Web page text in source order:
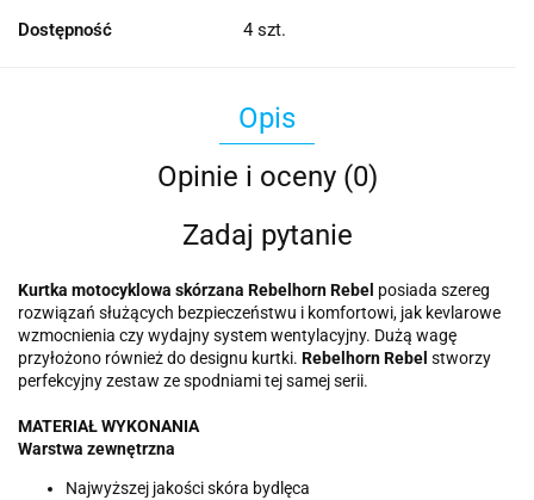
Dostępność 4 szt.
Opis
Opinie i oceny (0)
Zadaj pytanie
Kurtka motocyklowa skórzana Rebelhorn Rebel posiada szereg
rozwiązań służących bezpieczeństwu i komfortowi, jak kevlarowe
wzmocnienia czy wydajny system wentylacyjny. Dużą wagę
przyłożono również do designu kurtki. Rebelhorn Rebel stworzy
perfekcyjny zestaw ze spodniami tej samej serii.
MATERIAŁ WYKONANIA
Warstwa zewnętrzna
Najwyższej jakości skóra bydlęca